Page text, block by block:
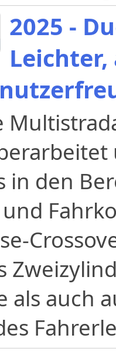
2025 -
in den
als auch